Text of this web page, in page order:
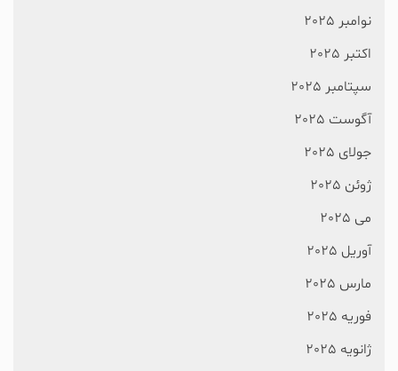
نوامبر 2025
اکتبر 2025
سپتامبر 2025
آگوست 2025
جولای 2025
ژوئن 2025
می 2025
آوریل 2025
مارس 2025
فوریه 2025
ژانویه 2025